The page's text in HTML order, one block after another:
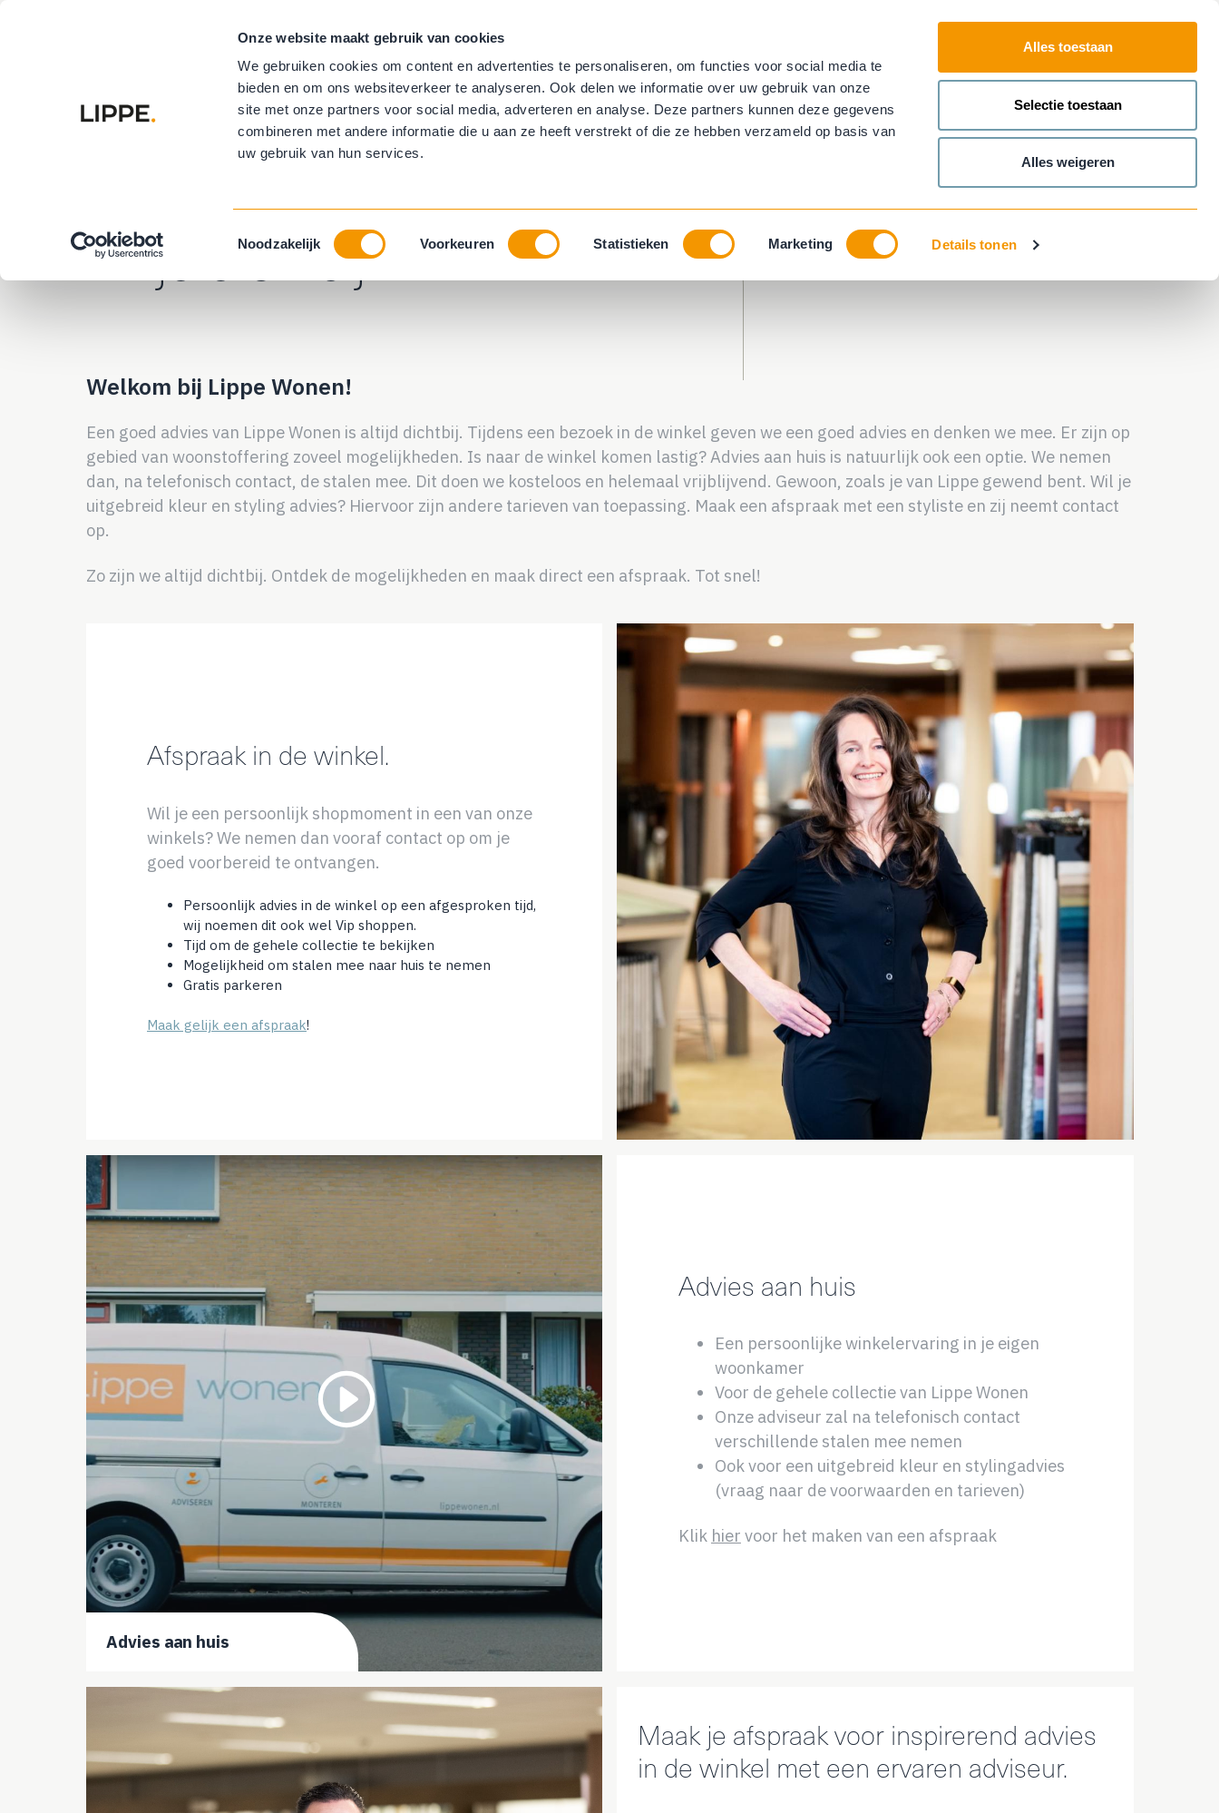
Onze website maakt gebruik van cookies
We gebruiken cookies om content en advertenties te personaliseren, om functies voor social media te
bieden en om ons websiteverkeer te analyseren. Ook delen we informatie over uw gebruik van onze
site met onze partners voor social media, adverteren en analyse. Deze partners kunnen deze gegevens
combineren met andere informatie die u aan ze heeft verstrekt of die ze hebben verzameld op basis van
uw gebruik van hun services.
Toestemmingsselectie
Noodzakelijk Voorkeuren Statistieken Marketing Details tonen
Alles toestaan
Selectie toestaan
Alles weigeren
menu
Buitenzonwering Horren
Plan nu je
afspraak!
Contact
Altijd dichtbij
Welkom bij Lippe Wonen!
Een goed advies van Lippe Wonen is altijd dichtbij. Tijdens een bezoek in de winkel geven we een goed advies en denken we mee. Er zijn op
gebied van woonstoffering zoveel mogelijkheden. Is naar de winkel komen lastig? Advies aan huis is natuurlijk ook een optie. We nemen
dan, na telefonisch contact, de stalen mee. Dit doen we kosteloos en helemaal vrijblijvend. Gewoon, zoals je van Lippe gewend bent. Wil je
uitgebreid kleur en styling advies? Hiervoor zijn andere tarieven van toepassing. Maak een afspraak met een styliste en zij neemt contact
op.
Zo zijn we altijd dichtbij. Ontdek de mogelijkheden en maak direct een afspraak. Tot snel!
Afspraak in de winkel.
Wil je een persoonlijk shopmoment in een van onze
winkels? We nemen dan vooraf contact op om je
goed voorbereid te ontvangen.
Persoonlijk advies in de winkel op een afgesproken tijd,
wij noemen dit ook wel Vip shoppen.
Tijd om de gehele collectie te bekijken
Mogelijkheid om stalen mee naar huis te nemen
Gratis parkeren
Maak gelijk een afspraak!
Advies aan huis
Een persoonlijke winkelervaring in je eigen
woonkamer
Voor de gehele collectie van Lippe Wonen
Onze adviseur zal na telefonisch contact
verschillende stalen mee nemen
Ook voor een uitgebreid kleur en stylingadvies
(vraag naar de voorwaarden en tarieven)
Klik hier voor het maken van een afspraak
Advies aan huis
Maak je afspraak voor inspirerend advies
in de winkel met een ervaren adviseur.